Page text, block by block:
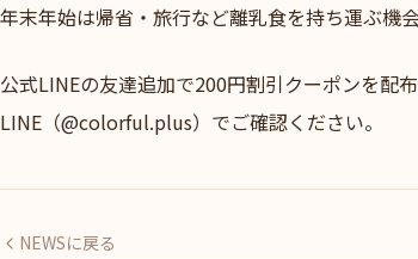
年末年始は帰省・旅行など離乳食を持ち運ぶ機
公式LINEの友達追加で200円割引クーポンを配
LINE（@colorful.plus）でご確認ください。
NEWSに戻る